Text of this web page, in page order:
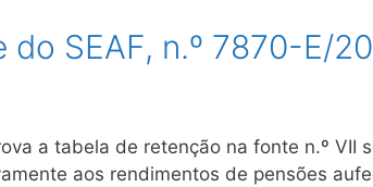
do SEAF, n.º 7870-E/
a tabela de retenção na fonte n.º VII
aos rendimentos de pensões